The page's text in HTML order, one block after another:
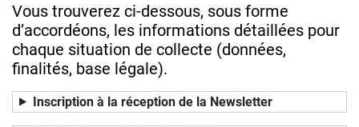
Vous trouverez ci-dessous, sous forme
d’accordéons, les informations détaillées pour
chaque situation de collecte (données,
finalités, base légale).
Inscription à la réception de la Newsletter